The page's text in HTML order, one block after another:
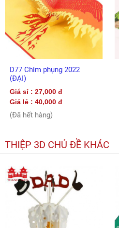
D77 Chim phụng 2022
(ĐẠI)
Giá sỉ : 27,000 đ
Giá lẻ : 40,000 đ
(Đã hết hàng)
THIỆP 3D CHỦ ĐỀ KHÁC